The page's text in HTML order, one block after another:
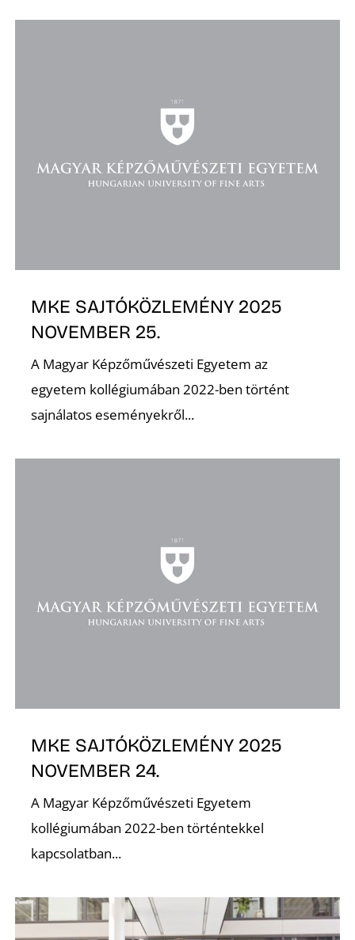
MKE SAJTÓKÖZLEMÉNY 2025
NOVEMBER 25.
A Magyar Képzőművészeti Egyetem az
egyetem kollégiumában 2022-ben történt
sajnálatos eseményekről...
MKE SAJTÓKÖZLEMÉNY 2025
NOVEMBER 24.
A Magyar Képzőművészeti Egyetem
kollégiumában 2022-ben történtekkel
kapcsolatban...